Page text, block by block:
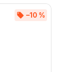
–10 %